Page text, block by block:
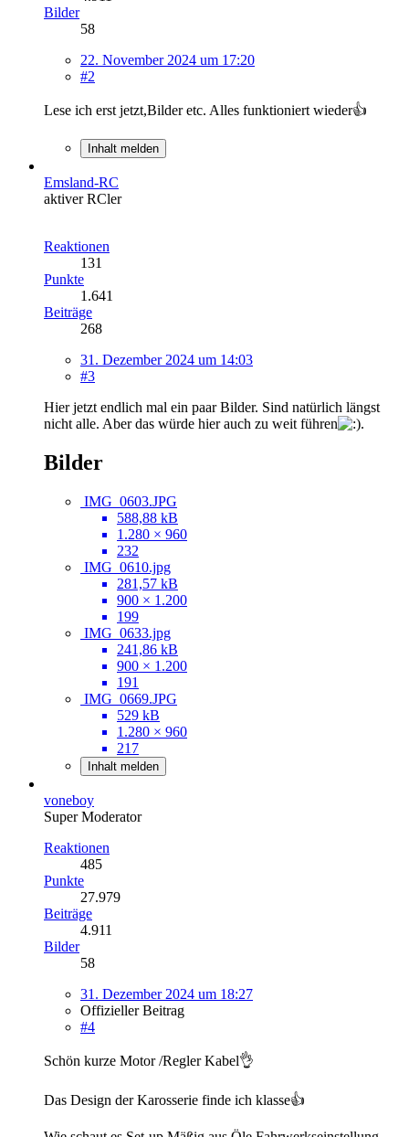
Bilder
58
22. November 2024 um 17:20
#2
Lese ich erst jetzt,Bilder etc. Alles funktioniert wieder👍
Inhalt melden
Emsland-RC
aktiver RCler
Reaktionen
131
Punkte
1.641
Beiträge
268
31. Dezember 2024 um 14:03
#3
Hier jetzt endlich mal ein paar Bilder. Sind natürlich längst
nicht alle. Aber das würde hier auch zu weit führen
.
Bilder
IMG_0603.JPG
588,88 kB
1.280 × 960
232
IMG_0610.jpg
281,57 kB
900 × 1.200
199
IMG_0633.jpg
241,86 kB
900 × 1.200
191
IMG_0669.JPG
529 kB
1.280 × 960
217
Inhalt melden
voneboy
Super Moderator
Reaktionen
485
Punkte
27.979
Beiträge
4.911
Bilder
58
31. Dezember 2024 um 18:27
Offizieller Beitrag
#4
Schön kurze Motor /Regler Kabel👌
Das Design der Karosserie finde ich klasse👍